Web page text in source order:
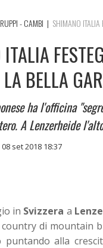
- CAMBI | SHIMANO ITALIA
BELLA
ha l'officina
A Lenzerheide
set 2018 18:37
in Svizzera a
di mountain
puntando alla